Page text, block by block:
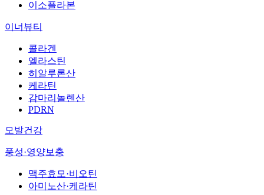
이소플라본
이너뷰티
콜라겐
엘라스틴
히알루론산
케라틴
감마리놀렌산
PDRN
모발건강
풍성·영양보충
맥주효모·비오틴
아미노산·케라틴